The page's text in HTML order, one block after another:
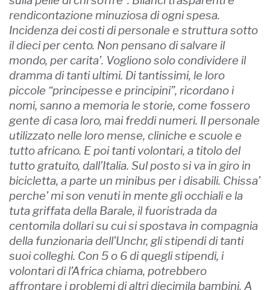
rendicontazione minuziosa di ogni spesa.
Incidenza dei costi di personale e struttura sotto
il dieci per cento. Non pensano di salvare il
mondo, per carita’. Vogliono solo condividere il
dramma di tanti ultimi. Di tantissimi, le loro
piccole “principesse e principini”, ricordano i
nomi, sanno a memoria le storie, come fossero
gente di casa loro, mai freddi numeri. Il personale
utilizzato nelle loro mense, cliniche e scuole e
tutto africano. E poi tanti volontari, a titolo del
tutto gratuito, dall’Italia. Sul posto si va in giro in
bicicletta, a parte un minibus per i disabili. Chissa’
perche’ mi son venuti in mente gli occhiali e la
tuta griffata della Barale, il fuoristrada da
centomila dollari su cui si spostava in compagnia
della funzionaria dell’Unchr, gli stipendi di tanti
suoi colleghi. Con 5 o 6 di quegli stipendi, i
volontari di l’Africa chiama, potrebbero
affrontare i problemi di altri diecimila bambini. A